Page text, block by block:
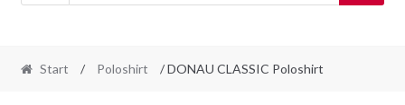
Start / Poloshirt / DONAU CLASSIC Poloshirt